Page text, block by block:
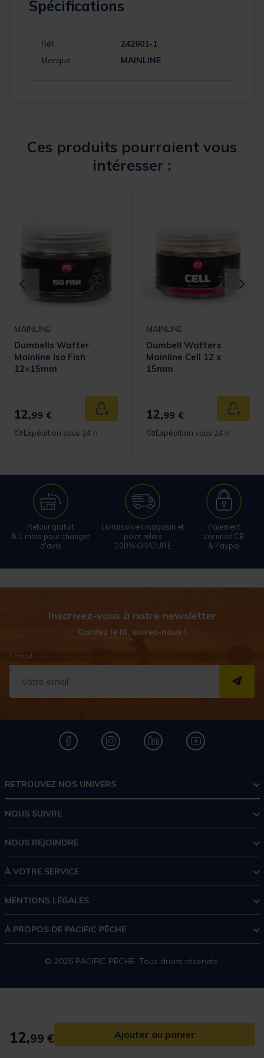
12,99 € Ajouter au panier
Spécifications
Réf.
242601-1
Marque
MAINLINE
Ces produits pourraient vous
intéresser :
panier
MAINLINE
Dumbells Wafter
Mainline Iso Fish
12×15mm
12,99 € Ajouter au panier
Expédition sous 24 h
MAINLINE
Dumbell Wafters
Mainline Cell 12 x
15mm
12,99 €
Expédition sous 24 h
Retour gratuit
& 1 mois pour changer
d'avis
Livraison en magasin et
point relais
100% GRATUITE
Paiement
sécurisé CB
& Paypal
Inscrivez-vous à notre newsletter
Gardez le fil, suivez-nous !
* Email
RETROUVEZ NOS UNIVERS
NOUS SUIVRE
NOUS REJOINDRE
À VOTRE SERVICE
MENTIONS LÉGALES
À PROPOS DE PACIFIC PÊCHE
© 2026 PACIFIC PECHE. Tous droits réservés.